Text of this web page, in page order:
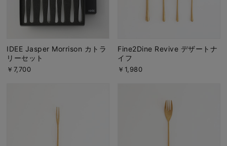
IDEE Jasper Morrison カトラ
リーセット
￥7,700
Fine2Dine Revive デザートナ
イフ
￥1,980